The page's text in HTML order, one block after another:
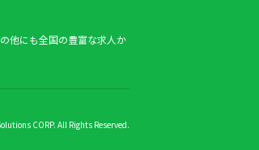
他にも全国の豊富な求人か
CORP. All Rights Reserved.